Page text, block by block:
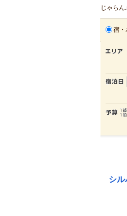
じゃら
宿・
シ